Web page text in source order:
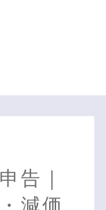
告｜
減価